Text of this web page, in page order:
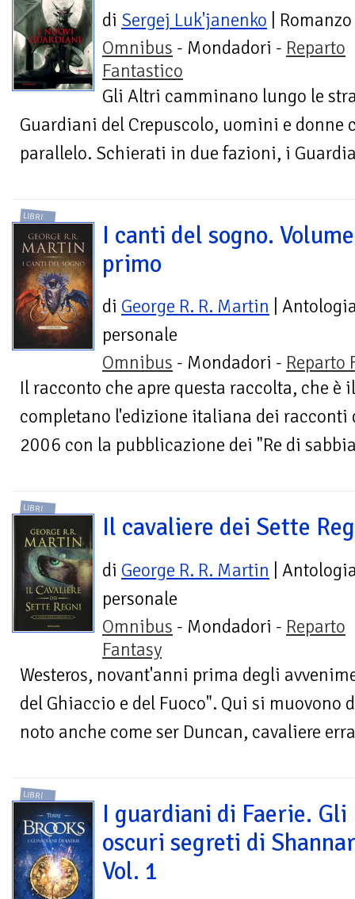
di Sergej Luk'janenko | Romanzo
Omnibus - Mondadori - Reparto
Fantastico
Gli Altri camminano lungo le
Guardiani del Crepuscolo, uomini e donne
parallelo. Schierati in due fazioni, i
LIBRI
I canti del sogno. Volume
primo
di George R. R. Martin |
personale
Omnibus - Mondadori - Reparto
Il racconto che apre questa raccolta, che
completano l'edizione italiana dei
2006 con la pubblicazione dei "Re di
LIBRI
Il cavaliere dei Sette
di George R. R. Martin |
personale
Omnibus - Mondadori - Reparto
Fantasy
Westeros, novant'anni prima degli
del Ghiaccio e del Fuoco". Qui si muovono
noto anche come ser Duncan, cavaliere
LIBRI
I guardiani di Faerie. Gli
oscuri segreti di
Vol. 1